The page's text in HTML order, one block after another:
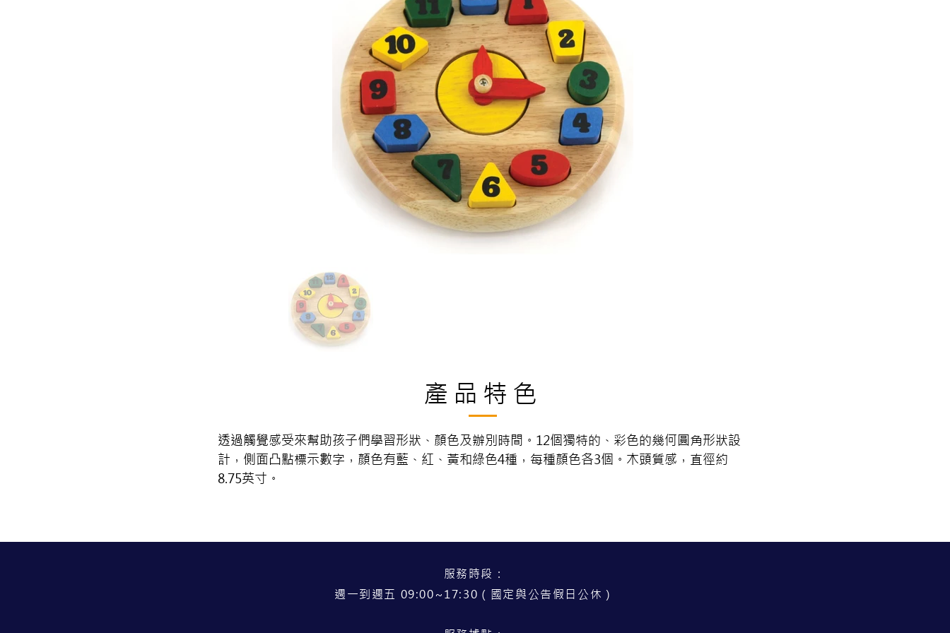
產品特色
透過觸覺感受來幫助孩子們學習形狀、顏色及辦別時間。12個獨特的、彩色的幾何圓角形狀設
計，側面凸點標示數字 ，顏色有藍、紅、黃和綠色4種，每種顏色各3個。木頭質感，直徑約
8.75英寸。
服務時段：
週一到週五 09:00~17:30（國定與公告假日公休）